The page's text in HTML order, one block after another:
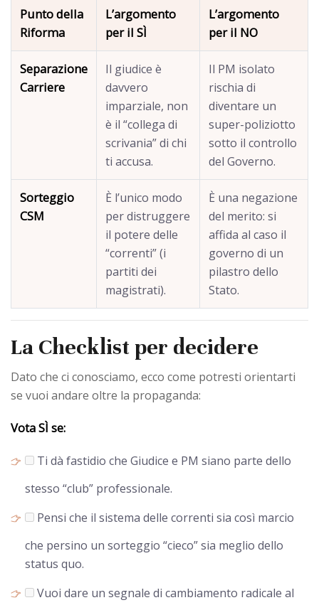
Punto della
Riforma
L’argomento
per il SÌ
L’argomento
per il NO
Separazione
Carriere
Il giudice è
davvero
imparziale, non
è il “collega di
scrivania” di chi
ti accusa.
Il PM isolato
rischia di
diventare un
super-poliziotto
sotto il controllo
del Governo.
Sorteggio
CSM
È l’unico modo
per distruggere
il potere delle
“correnti” (i
partiti dei
magistrati).
È una negazione
del merito: si
affida al caso il
governo di un
pilastro dello
Stato.
La Checklist per decidere
Dato che ci conosciamo, ecco come potresti orientarti
se vuoi andare oltre la propaganda:
Vota SÌ se:
Ti dà fastidio che Giudice e PM siano parte dello
stesso “club” professionale.
Pensi che il sistema delle correnti sia così marcio
che persino un sorteggio “cieco” sia meglio dello
status quo.
Vuoi dare un segnale di cambiamento radicale al